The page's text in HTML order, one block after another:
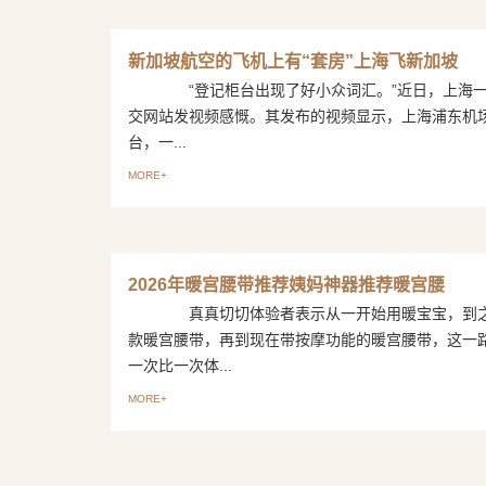
新加坡航空的飞机上有“套房”上海飞新加坡
“登记柜台出现了好小众词汇。”近日，上海一
交网站发视频感慨。其发布的视频显示，上海浦东机
台，一...
MORE+
2026年暖宫腰带推荐姨妈神器推荐暖宫腰
真真切切体验者表示从一开始用暖宝宝，到
款暖宫腰带，再到现在带按摩功能的暖宫腰带，这一
一次比一次体...
MORE+